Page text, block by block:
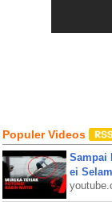
Populer Videos
Sampai
ei